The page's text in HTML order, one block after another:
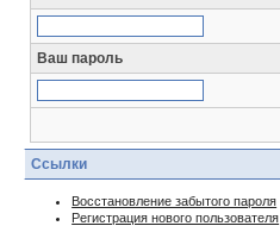
Ваш пароль
Ссылки
Восстановление забытого пароля
Регистрация нового пользователя